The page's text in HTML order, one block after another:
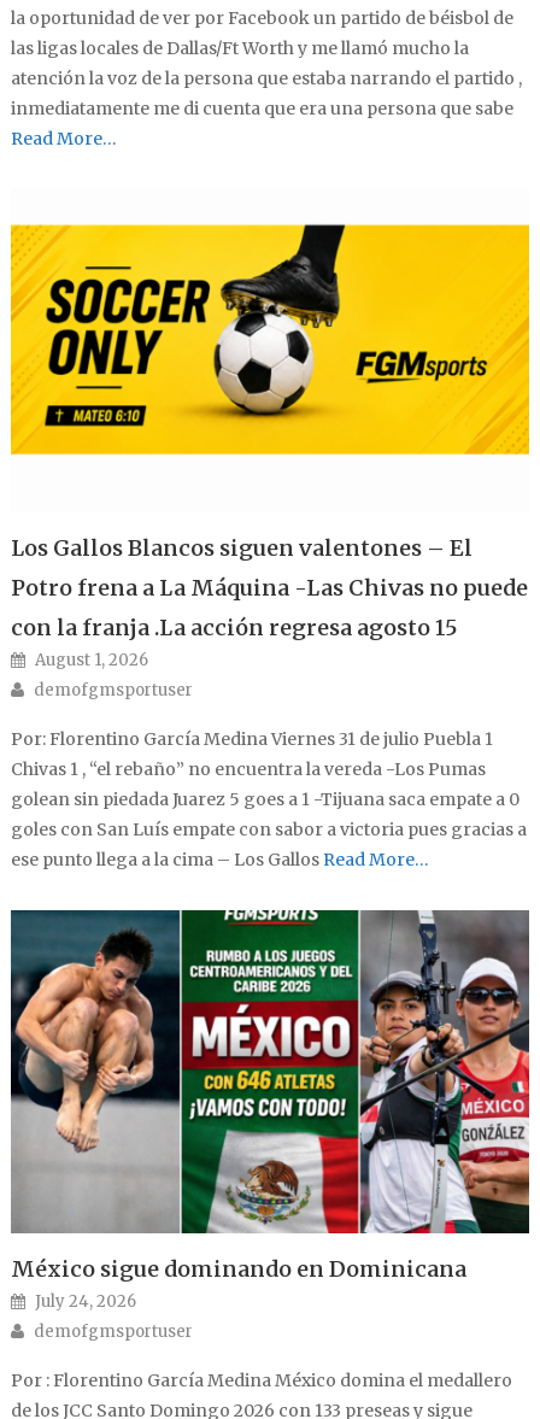
la oportunidad de ver por Facebook un partido de béisbol de
las ligas locales de Dallas/Ft Worth y me llamó mucho la
atención la voz de la persona que estaba narrando el partido ,
inmediatamente me di cuenta que era una persona que sabe
Read More…
Los Gallos Blancos siguen valentones – El
Potro frena a La Máquina -Las Chivas no puede
con la franja .La acción regresa agosto 15
Posted on
August 1, 2026
Author
demofgmsportuser
Por: Florentino García Medina Viernes 31 de julio Puebla 1
Chivas 1 , “el rebaño” no encuentra la vereda -Los Pumas
golean sin piedada Juarez 5 goes a 1 -Tijuana saca empate a 0
goles con San Luís empate con sabor a victoria pues gracias a
ese punto llega a la cima – Los GallosRead More…
México sigue dominando en Dominicana
Posted on
July 24, 2026
Author
demofgmsportuser
Por : Florentino García Medina México domina el medallero
de los JCC Santo Domingo 2026 con 133 preseas y sigue